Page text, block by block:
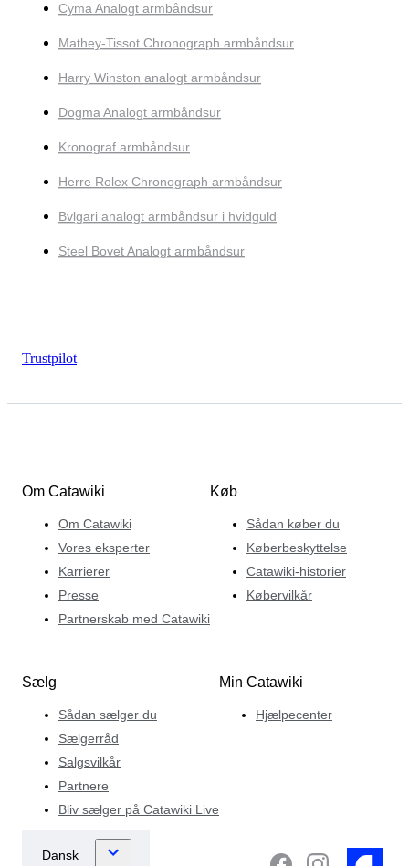
Cyma Analogt armbåndsur
Mathey-Tissot Chronograph armbåndsur
Harry Winston analogt armbåndsur
Dogma Analogt armbåndsur
Kronograf armbåndsur
Herre Rolex Chronograph armbåndsur
Bvlgari analogt armbåndsur i hvidguld
Steel Bovet Analogt armbåndsur
Trustpilot
Om Catawiki
Om Catawiki
Vores eksperter
Karrierer
Presse
Partnerskab med Catawiki
Køb
Sådan køber du
Køberbeskyttelse
Catawiki-historier
Købervilkår
Sælg
Sådan sælger du
Sælgerråd
Salgsvilkår
Partnere
Bliv sælger på Catawiki Live
Min Catawiki
Hjælpecenter